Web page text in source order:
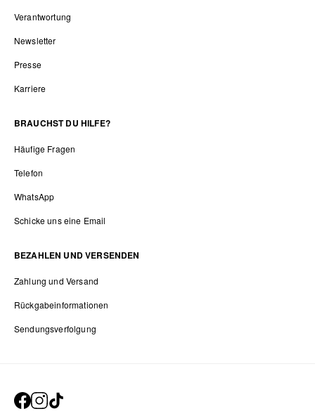
Verantwortung
Newsletter
Presse
Karriere
BRAUCHST DU HILFE?
Häufige Fragen
Telefon
WhatsApp
Schicke uns eine Email
BEZAHLEN UND VERSENDEN
Zahlung und Versand
Rückgabeinformationen
Sendungsverfolgung